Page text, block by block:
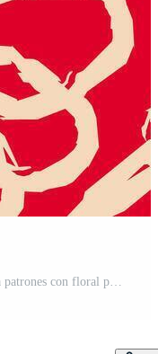
exótico mano dibujado flores, sin costura patrones con floral para tela, textiles, ropa, envase papel, cubrir, bandera, hogar decoración, resumen antecedentes. vector ilustración. Vector Pro